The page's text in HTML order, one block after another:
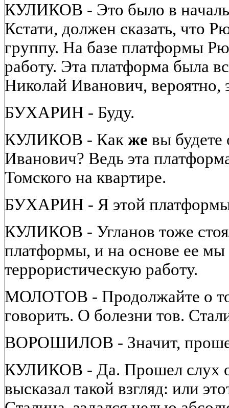
КУЛИКОВ - Это было в
Кстати, должен сказать, что
группу. На базе платформы
работу. Эта платформа была
Николай Иванович, вероятно,
БУХАРИН - Буду.
КУЛИКОВ - Как же вы будете
Иванович? Ведь эта
Томского на квартире.
БУХАРИН - Я этой
КУЛИКОВ - Угланов тоже
платформы, и на основе ее
террористическую работу.
МОЛОТОВ - Продолжайте о
говорить. О болезни тов.
ВОРОШИЛОВ - Значит,
КУЛИКОВ - Да. Прошел слух
высказал такой взгляд: или